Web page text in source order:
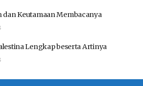
dan Keutamaan Membacanya
Lengkap beserta Artinya